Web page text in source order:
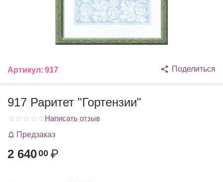
Артикул: 917 Поделиться
917 Раритет "Гортензии"
Написать отзыв
Предзаказ
2 64000 ₽